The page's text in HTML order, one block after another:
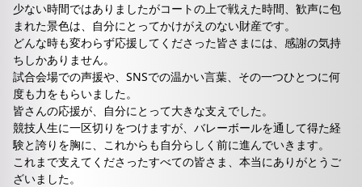
少ない時間ではありましたがコートの上で戦えた時間、歓声に包
まれた景色は、自分にとってかけがえのない財産です。
どんな時も変わらず応援してくださった皆さまには、感謝の気持
ちしかありません。
試合会場での声援や、SNSでの温かい言葉、その一つひとつに何
度も力をもらいました。
皆さんの応援が、自分にとって大きな支えでした。
競技人生に一区切りをつけますが、バレーボールを通して得た経
験と誇りを胸に、これからも自分らしく前に進んでいきます。
これまで支えてくださったすべての皆さま、本当にありがとうご
ざいました。